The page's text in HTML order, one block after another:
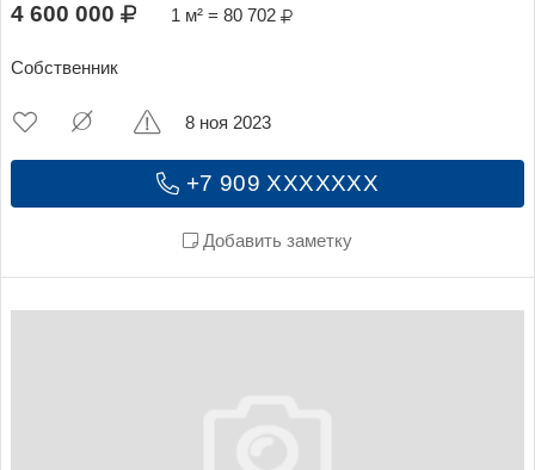
4 600 000 1 м² = 80 702
Собственник
+7 909 XXXXXXX
Добавить заметку
8 ноя 2023